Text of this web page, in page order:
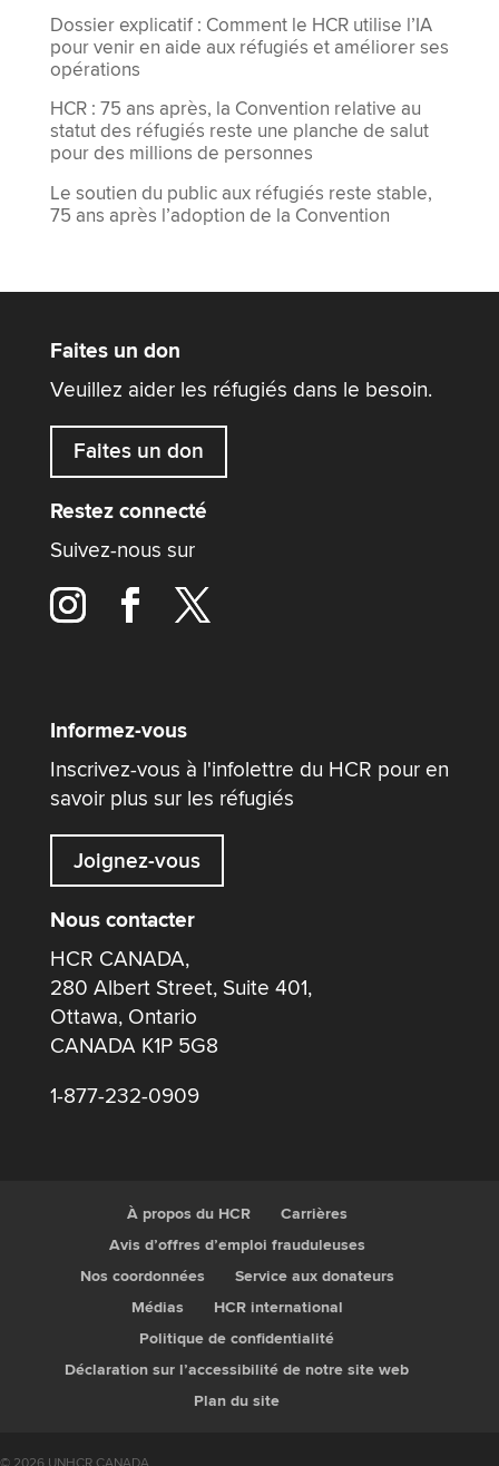
Dossier explicatif : Comment le HCR utilise l’IA
pour venir en aide aux réfugiés et améliorer ses
opérations
HCR : 75 ans après, la Convention relative au
statut des réfugiés reste une planche de salut
pour des millions de personnes
Le soutien du public aux réfugiés reste stable,
75 ans après l’adoption de la Convention
Faites un don
Veuillez aider les réfugiés dans le besoin.
Faites un don
Restez connecté
Suivez-nous sur
Informez-vous
Inscrivez-vous à l'infolettre du HCR pour en
savoir plus sur les réfugiés
Joignez-vous
Nous contacter
HCR CANADA,
280 Albert Street, Suite 401,
Ottawa, Ontario
CANADA K1P 5G8
1-877-232-0909
À propos du HCR
Carrières
Avis d’offres d’emploi frauduleuses
Nos coordonnées
Service aux donateurs
Médias
HCR international
Politique de confidentialité
Déclaration sur l’accessibilité de notre site web
Plan du site